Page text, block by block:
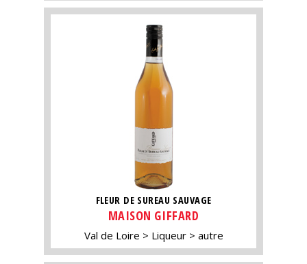
FLEUR DE SUREAU SAUVAGE
MAISON GIFFARD
Val de Loire Liqueur autre